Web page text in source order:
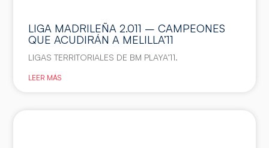
LIGA MADRILEÑA 2.011 – CAMPEONES
QUE ACUDIRÁN A MELILLA’11
LIGAS TERRITORIALES DE BM PLAYA’11.
LEER MÁS